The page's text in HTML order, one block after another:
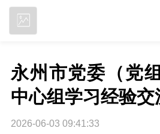
永州市党委（党
中心组学习经验交
2026-06-03 09:41:33